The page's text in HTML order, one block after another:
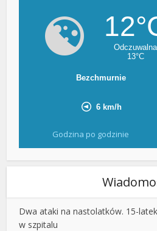
Godzina po godzinie
Dwa ataki na nastolatków. 15-
w szpitalu